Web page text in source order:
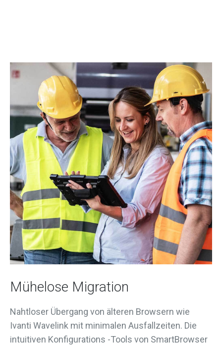
Mühelose Migration
Nahtloser Übergang von älteren Browsern wie
Ivanti Wavelink mit minimalen Ausfallzeiten. Die
intuitiven Konfigurations -Tools von SmartBrowser